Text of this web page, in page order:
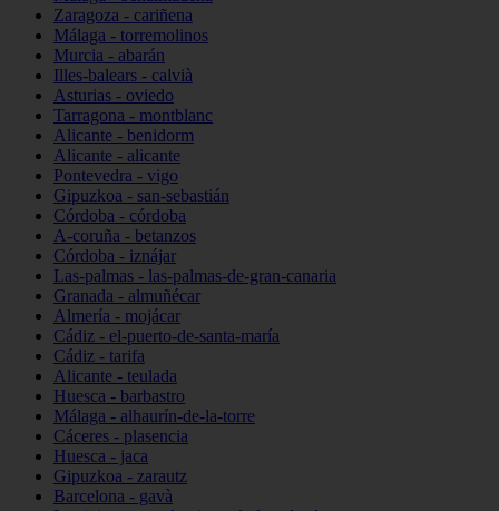
Zaragoza - cariñena
Málaga - torremolinos
Murcia - abarán
Illes-balears - calvià
Asturias - oviedo
Tarragona - montblanc
Alicante - benidorm
Alicante - alicante
Pontevedra - vigo
Gipuzkoa - san-sebastián
Córdoba - córdoba
A-coruña - betanzos
Córdoba - iznájar
Las-palmas - las-palmas-de-gran-canaria
Granada - almuñécar
Almería - mojácar
Cádiz - el-puerto-de-santa-maría
Cádiz - tarifa
Alicante - teulada
Huesca - barbastro
Málaga - alhaurín-de-la-torre
Cáceres - plasencia
Huesca - jaca
Gipuzkoa - zarautz
Barcelona - gavà